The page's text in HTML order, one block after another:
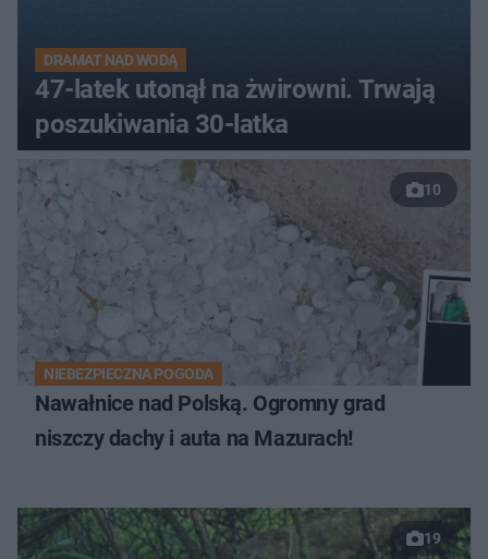
DRAMAT NAD WODĄ
47-latek utonął na żwirowni. Trwają
poszukiwania 30-latka
10
NIEBEZPIECZNA POGODA
Nawałnice nad Polską. Ogromny grad
niszczy dachy i auta na Mazurach!
19